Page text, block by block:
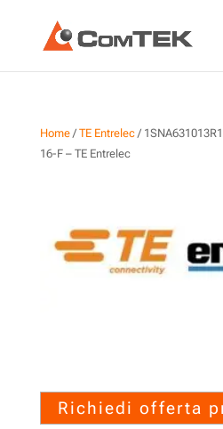
Home/ TE Entrelec/
16-F – TE Entrelec
Richiedi offerta